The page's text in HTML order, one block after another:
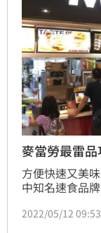
麥當勞最雷
方便快速又美
中知名速食品
立刻引起熱議
2022/05/12 09:53